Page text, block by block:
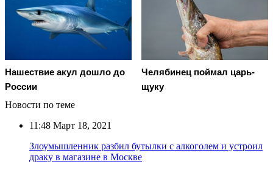
Нашествие акул дошло до
России
Челябинец поймал царь-
щуку
Новости по теме
11:48 Март 18, 2021
Злоумышленник разбил бутылки с алкоголем и устроил
драку в магазине в Москве